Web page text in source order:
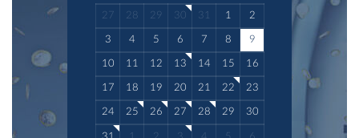
27 28 29 30 31 1 2
3 4 5 6 7 8 9
10 11 12 13 14 15 16
17 18 19 20 21 22 23
24 25 26 27 28 29 30